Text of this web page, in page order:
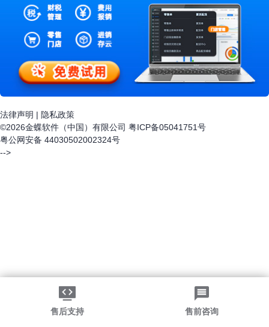
售后支持 售前咨询
法律声明 | 隐私政策
©2026金蝶软件（中国）有限公司 粤ICP备05041751号
粤公网安备 44030502002324号
-->